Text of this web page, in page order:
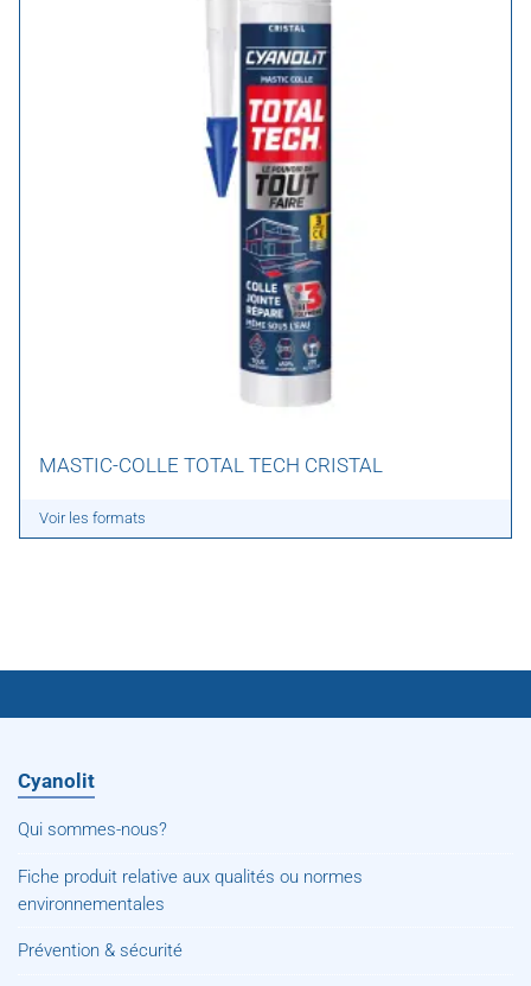
MASTIC-COLLE TOTAL TECH CRISTAL
Voir les formats
Cyanolit
Qui sommes-nous?
Fiche produit relative aux qualités ou normes
environnementales
Prévention & sécurité